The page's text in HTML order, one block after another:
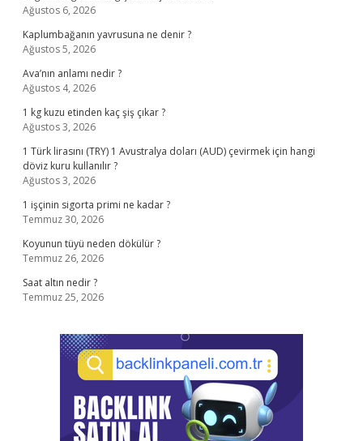
Ağustos 6, 2026
Kaplumbağanın yavrusuna ne denir ?
Ağustos 5, 2026
Ava’nın anlamı nedir ?
Ağustos 4, 2026
1 kg kuzu etinden kaç şiş çıkar ?
Ağustos 3, 2026
1 Türk lirasını (TRY) 1 Avustralya doları (AUD) çevirmek için hangi
döviz kuru kullanılır ?
Ağustos 3, 2026
1 işçinin sigorta primi ne kadar ?
Temmuz 30, 2026
Koyunun tüyü neden dökülür ?
Temmuz 26, 2026
Saat altın nedir ?
Temmuz 25, 2026